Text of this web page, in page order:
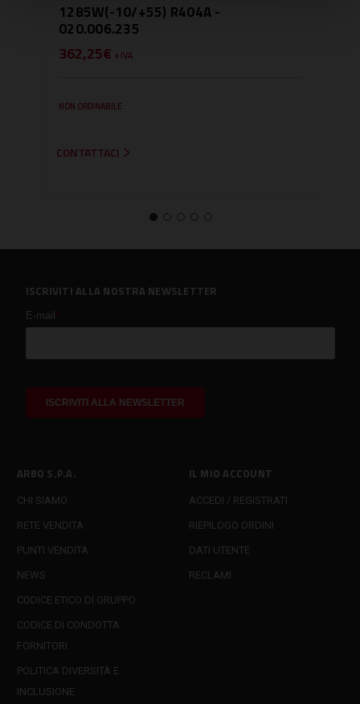
1285W(-10/+55) R404A -
020.006.235
362,25€ + IVA
NON ORDINABILE
CONTATTACI
ARBO S.P.A.
CHI SIAMO
RETE VENDITA
PUNTI VENDITA
NEWS
CODICE ETICO DI GRUPPO
CODICE DI CONDOTTA
FORNITORI
POLITICA DIVERSITÀ E
INCLUSIONE
IL MIO ACCOUNT
ACCEDI / REGISTRATI
RIEPILOGO ORDINI
DATI UTENTE
RECLAMI
ISCRIVITI ALLA NOSTRA NEWSLETTER